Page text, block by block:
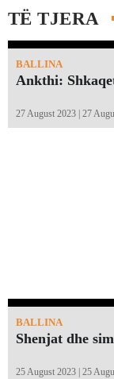
TË TJERA
BALLINA
Ankthi:
27 August 2023 | 27
BALLINA
Shenjat dhe
25 August 2023 | 25